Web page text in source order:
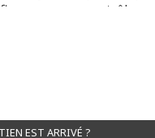
pour un contrôle
les applications
un filtre
offrent la meilleure
EST ARRIVÉ ?